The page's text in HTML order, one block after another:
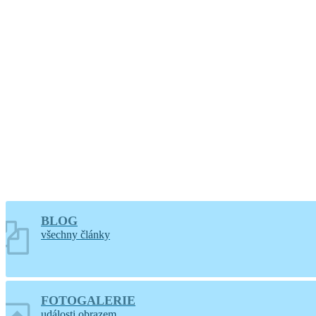
BLOG
všechny články
FOTOGALERIE